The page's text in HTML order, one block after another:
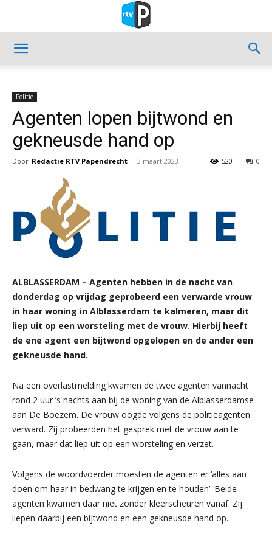
Politie
Agenten lopen bijtwond en
gekneusde hand op
Door Redactie RTV Papendrecht - 3 maart 2023 0
520
ALBLASSERDAM – Agenten hebben in de nacht van
donderdag op vrijdag geprobeerd een verwarde vrouw
in haar woning in Alblasserdam te kalmeren, maar dit
liep uit op een worsteling met de vrouw. Hierbij heeft
de ene agent een bijtwond opgelopen en de ander een
gekneusde hand.
Na een overlastmelding kwamen de twee agenten vannacht
rond 2 uur ’s nachts aan bij de woning van de Alblasserdamse
aan De Boezem. De vrouw oogde volgens de politieagenten
verward. Zij probeerden het gesprek met de vrouw aan te
gaan, maar dat liep uit op een worsteling en verzet.
Volgens de woordvoerder moesten de agenten er ‘alles aan
doen om haar in bedwang te krijgen en te houden’. Beide
agenten kwamen daar niet zonder kleerscheuren vanaf. Zij
liepen daarbij een bijtwond en een gekneusde hand op.